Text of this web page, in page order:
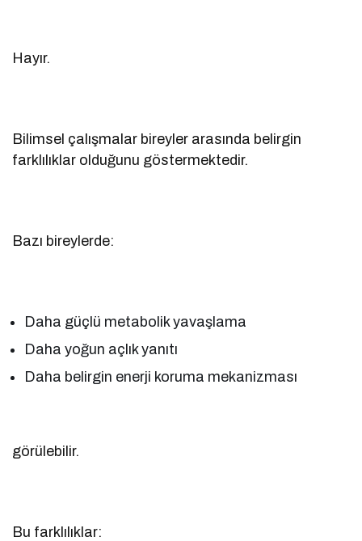
Hayır.
Bilimsel çalışmalar bireyler arasında belirgin
farklılıklar olduğunu göstermektedir.
Bazı bireylerde:
Daha güçlü metabolik yavaşlama
Daha yoğun açlık yanıtı
Daha belirgin enerji koruma mekanizması
görülebilir.
Bu farklılıklar: